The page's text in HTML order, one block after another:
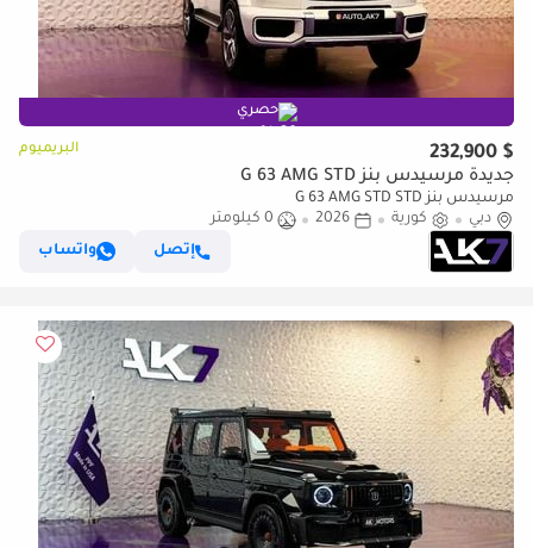
حصري
$ 232,900 البريميوم
جديدة مرسيدس بنز G 63 AMG STD
مرسيدس بنز G 63 AMG STD STD
دبي
كورية 2026
0 كيلومتر
إتصل
واتساب